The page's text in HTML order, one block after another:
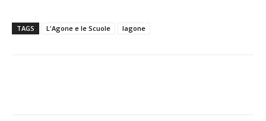
TAGS L'Agone e le Scuole lagone